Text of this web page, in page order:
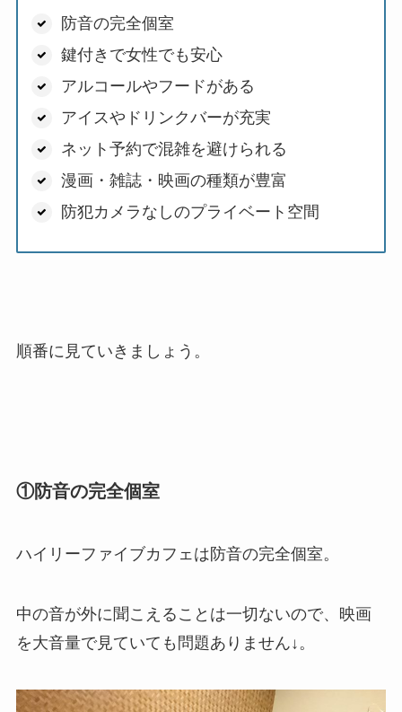
防音の完全個室
鍵付きで女性でも安心
アルコールやフードがある
アイスやドリンクバーが充実
ネット予約で混雑を避けられる
漫画・雑誌・映画の種類が豊富
防犯カメラなしのプライベート空間
順番に見ていきましょう。
①防音の完全個室
ハイリーファイブカフェは防音の完全個室。
中の音が外に聞こえることは一切ないので、映画
を大音量で見ていても問題ありません↓。